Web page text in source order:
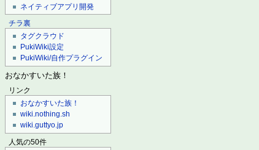
ネイティブアプリ開発
チラ裏
タグクラウド
PukiWiki設定
PukiWiki/自作プラグイン
おなかすいた族！
リンク
おなかすいた族！
wiki.nothing.sh
wiki.guttyo.jp
人気の50件